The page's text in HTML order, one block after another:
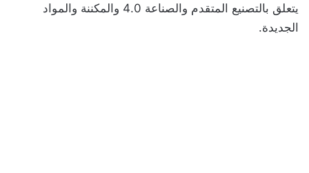
يتعلق بالتصنيع المتقدم والصناعة 4.0 والمكننة والمواد
الجديدة.